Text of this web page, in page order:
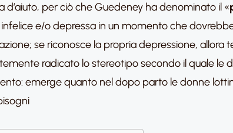
per ciò che Guedeney ha denominato il «
e/o depressa in un momento che
se riconosce la propria depressione, allora
radicato lo stereotipo secondo il quale le
emerge quanto nel dopo parto le donne